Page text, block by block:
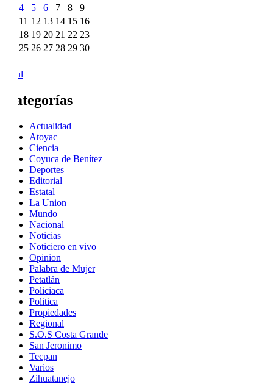
4 5 6 7 8
9
11 12 13 14 15 16
18 19 20 21 22 23
25 26 27 28 29 30
« Jul
Categorías
Actualidad
Atoyac
Ciencia
Coyuca de Benítez
Deportes
Editorial
Estatal
La Union
Mundo
Nacional
Noticias
Noticiero en vivo
Opinion
Palabra de Mujer
Petatlán
Policiaca
Politica
Propiedades
Regional
S.O.S Costa Grande
San Jeronimo
Tecpan
Varios
Zihuatanejo